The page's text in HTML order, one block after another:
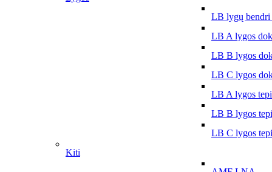
LB lygų bendri
LB A lygos
LB B lygos
LB C lygos
LB A lygos
LB B lygos
LB C lygos
Kiti